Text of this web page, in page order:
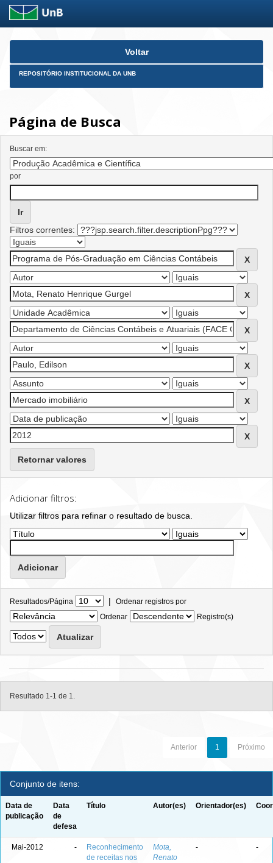
Skip
Voltar
REPOSITÓRIO INSTITUCIONAL DA UNB
Página de Busca
Buscar em:
por
Filtros correntes:
Retornar valores
Adicionar filtros:
Utilizar filtros para refinar o resultado de busca.
Resultados/Página | Ordenar registros por
Ordenar
Registro(s)
Resultado 1-1 de 1.
Anterior 1 Próximo
Conjunto de itens:
Data de
publicação
Data
de
defesa
Título Autor(es) Orientador(es)
Mai-2012 -
Reconhecimento
de receitas nos
Mota,
Renato
- -